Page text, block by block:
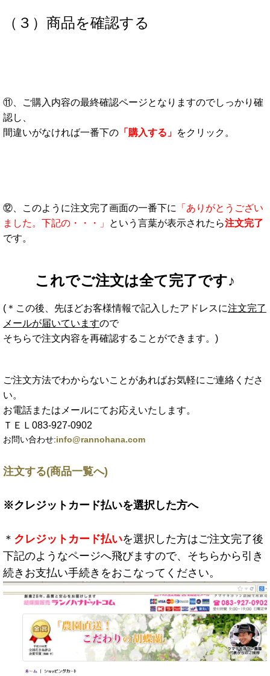
（３）商品を確認する
⑪、ご購入内容の最終確認ページとなりますのでしっかり確
認し、
間違いがなければ一番下の 「購入する」 をクリック。
⑫、このように注文完了画面の一番下に
「ありがとうござい
ました。下記の・・・」
という言葉が表示されたら注文完了
です。
これでご注文は全て完了です♪
(＊この後、先ほどお客様情報で記入したアドレスに注文完了
メールが届いていますので
そちらで注文内容を再確認することができます。)
ご注文方法でわからないことがあればお気軽にご連絡くださ
い。
お電話またはメールにてお応えいたします。
ＴＥＬ083-927-0902
お問い合わせ:info@rannohana.com
注文する(商品一覧へ)
※クレジットカード払いを選択した方へ
＊ クレジットカード払いを選択した方はご注文完了後
下記のようなページへ飛びますので、そちらから引き
続きお支払い手続きをおこなってください。